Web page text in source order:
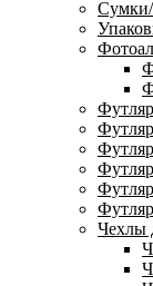
Чехлы